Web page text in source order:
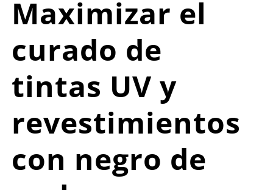
Maximizar el
curado de
tintas UV y
revestimientos
con negro de